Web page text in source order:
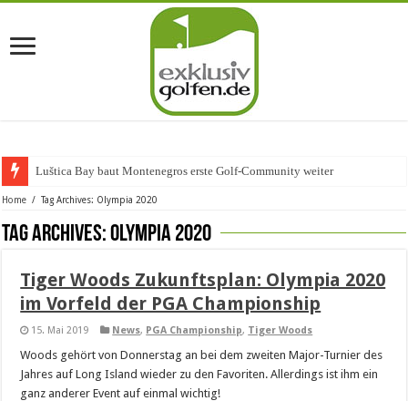
Luštica Bay baut Montenegros erste Golf-Community weiter aus
Home / Tag Archives: Olympia 2020
Tag Archives:Olympia 2020
Tiger Woods Zukunftsplan: Olympia 2020
im Vorfeld der PGA Championship
15. Mai 2019 News, PGA Championship, Tiger Woods
Woods gehört von Donnerstag an bei dem zweiten Major-Turnier des
Jahres auf Long Island wieder zu den Favoriten. Allerdings ist ihm ein
ganz anderer Event auf einmal wichtig!